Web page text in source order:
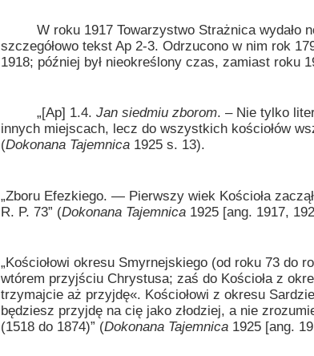
W roku 1917 Towarzystwo Strażnica wydało
szczegółowo tekst Ap 2-3. Odrzucono w nim rok
1918; później był nieokreślony czas, zamiast roku
„[Ap] 1.4. Jan siedmiu zborom. – Nie tylko
innych miejscach, lecz do wszystkich kościołów
(Dokonana Tajemnica1925 s. 13).
„Zboru Efezkiego. — Pierwszy wiek Kościoła
R. P. 73” (Dokonana Tajemnica1925 [ang. 1917,
„Kościołowi okresu Smyrnejskiego (od roku 73 do
wtórem przyjściu Chrystusa; zaś do Kościoła z
trzymajcie aż przyjdę«. Kościołowi z okresu
będziesz przyjdę na cię jako złodziej, a nie
(1518 do 1874)” (Dokonana Tajemnica1925 [ang.